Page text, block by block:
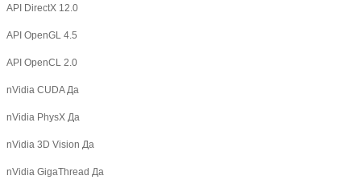
API DirectX 12.0
API OpenGL 4.5
API OpenCL 2.0
nVidia CUDA Да
nVidia PhysX Да
nVidia 3D Vision Да
nVidia GigaThread Да